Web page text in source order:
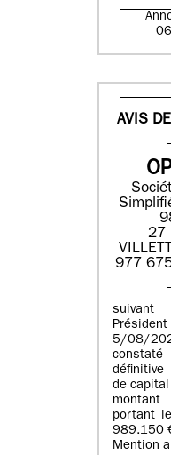
AVIS
27
977
5/08/
définitive
de capital
portant
989.150
Mention